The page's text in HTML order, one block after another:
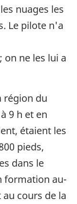
nuages les
Le pilote n'a
ne les lui a
région du
9 h et en
étaient les
pieds,
dans le
formation au-
cours de la